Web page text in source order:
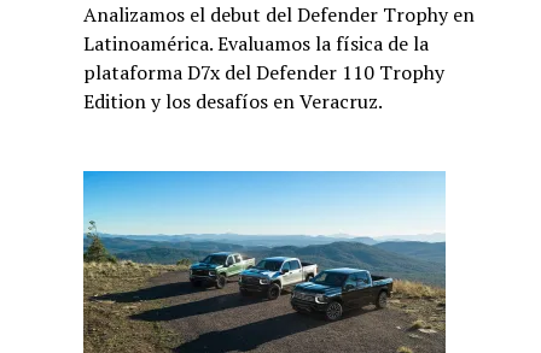
Analizamos el debut del Defender Trophy en
Latinoamérica. Evaluamos la física de la
plataforma D7x del Defender 110 Trophy
Edition y los desafíos en Veracruz.